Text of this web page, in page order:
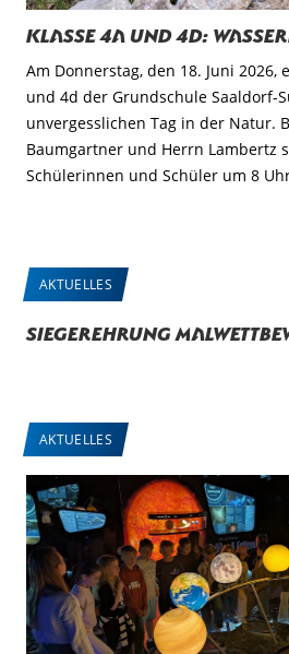
Klasse 4a und 4d:
Am Donnerstag, den 18. Juni 2026,
und 4d der Grundschule Saaldorf-
unvergesslichen Tag in der Natur.
Baumgartner und Herrn Lambertz
Schülerinnen und Schüler um 8
AKTUELLES
Siegerehrung
AKTUELLES